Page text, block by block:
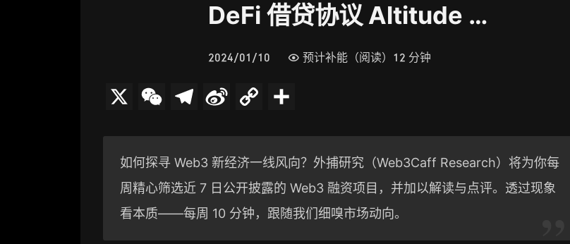
DeFi 借贷协议 Altitude …
2024/01/10 预计补能（阅读）12 分钟
W
g
W
L
如何探寻 Web3 新经济一线风向？外捕研究（Web3Caff Research）将为你每
周精心筛选近 7 日公开披露的 Web3 融资项目，并加以解读与点评。透过现象
看本质——每周 10 分钟，跟随我们细嗅市场动向。